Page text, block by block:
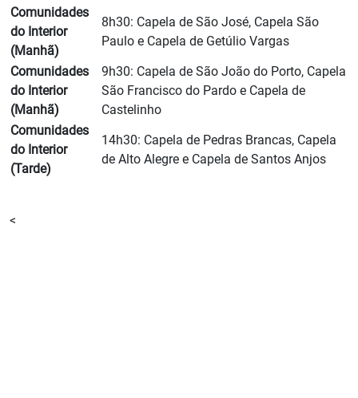
Comunidades
do Interior
(Manhã)
8h30: Capela de São José, Capela São
Paulo e Capela de Getúlio Vargas
Comunidades
do Interior
(Manhã)
9h30: Capela de São João do Porto, Capela
São Francisco do Pardo e Capela de
Castelinho
Comunidades
do Interior
(Tarde)
14h30: Capela de Pedras Brancas, Capela
de Alto Alegre e Capela de Santos Anjos
<